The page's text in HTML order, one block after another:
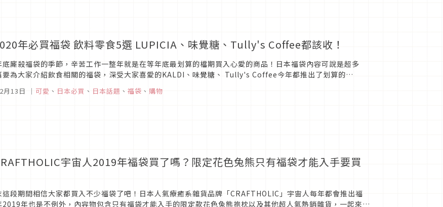
年必買福袋 飲料零食5選 LUPICIA、味覺糖、Tully's Coffee都該收！
底廝殺福袋的季節，辛苦工作一整年就是在等年底最划算的檔期買入心愛的商品！日本福袋內容可說是超多
要為大家介紹飲食相關的福袋，深受大家喜愛的KALDI、味覺糖、 Tully's Coffee今年都推出了划算的
月13日 ｜ 可愛 、 日本必買 、 日本話題 、 福袋 、 購物
宇宙人2019年福袋買了嗎？限定花色兔熊只有福袋才能入手要買
這段期間相信大家都買入不少福袋了吧！日本人氣療癒系雜貨品牌「CRAFTHOLIC」宇宙人每年都會推出福
2019年也是不例外，內容物包含只有福袋才能入手的限定款花色兔熊抱枕以及其他超人氣熱銷雜貨，一起來看